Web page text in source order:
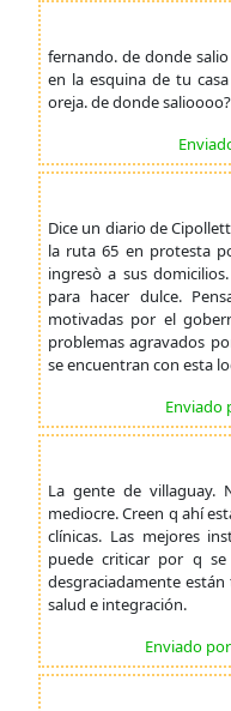
fernando. de donde
en la esquina de tu
oreja. de donde salioooo?
Dice un diario de
la ruta 65 en protesta
ingresò a sus
para hacer dulce.
motivadas por el
problemas agravados
se encuentran con esta
Enviado
La gente de villaguay.
mediocre. Creen q ahí
clínicas. Las mejores
puede criticar por q
desgraciadamente
salud e integración.
Enviado